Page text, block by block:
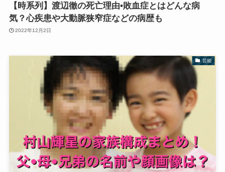
【時系列】渡辺徹の死亡理由•敗血症とはどんな病
気？心疾患や大動脈狭窄症などの病歴も
2022年12月2日
芸能